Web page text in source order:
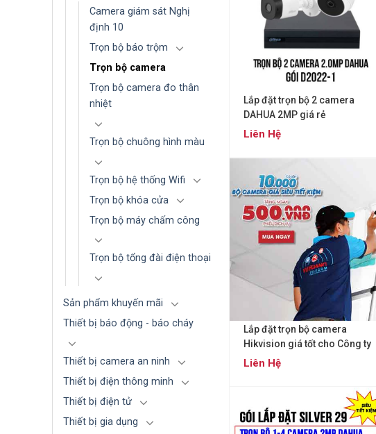
Camera giám sát Nghị
định 10
Trọn bộ báo trộm
Trọn bộ camera
Trọn bộ camera đo thân
nhiệt
Trọn bộ chuông hình màu
Trọn bộ hệ thống Wifi
Trọn bộ khóa cửa
Trọn bộ máy chấm công
Trọn bộ tổng đài điện thoại
Sản phẩm khuyến mãi
Thiết bị báo động - báo cháy
Thiết bị camera an ninh
Thiết bị điện thông minh
Thiết bị điện tử
Thiết bị gia dụng
Lắp đặt trọn bộ 2 camera
DAHUA 2MP giá rẻ
Liên Hệ
Lắp đặt trọn bộ camera
Hikvision giá tốt cho Công ty
– Nhà xưởng
Liên Hệ